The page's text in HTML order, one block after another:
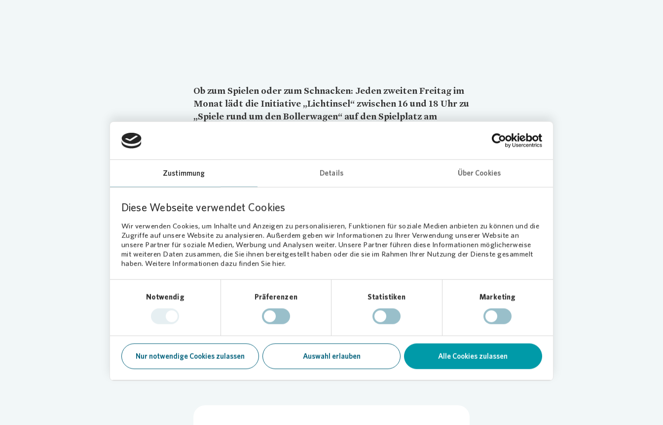
Zustimmung Details Über Cookies
Diese Webseite verwendet Cookies
Wir verwenden Cookies, um Inhalte und Anzeigen zu personalisieren, Funktionen für soziale Medien anbieten zu können und die
Zugriffe auf unsere Website zu analysieren. Außerdem geben wir Informationen zu Ihrer Verwendung unserer Website an
unsere Partner für soziale Medien, Werbung und Analysen weiter. Unsere Partner führen diese Informationen möglicherweise
mit weiteren Daten zusammen, die Sie ihnen bereitgestellt haben oder die sie im Rahmen Ihrer Nutzung der Dienste gesammelt
haben. Weitere Informationen dazu finden Sie hier.
Notwendig
Präferenzen Statistiken Marketing
Nur notwendige Cookies zulassen Auswahl erlauben Alle Cookies zulassen
Ob zum Spielen oder zum Schnacken: Jeden zweiten Freitag im
Monat lädt die Initiative „Lichtinsel“ zwischen 16 und 18 Uhr zu
„Spiele rund um den Bollerwagen“ auf den Spielplatz am
herzlich zu den Aktionen eingeladen.
Vonoviaunterstützt
Nachbarschaftsprojekt
Geboren inmitten der Corona-Pandemie ist die Aktion dafür gedacht, mehr Spiel,
Spaß und Bewegung ins Quartier zu bringen.Vonoviahat das Projekt zum Start
finanziell unterstützt und lädt herzlich ein, die Spielenachmittage zu besuchen.
der Kita „Froschteich“ stattfinden. Weitere Informationen erhalten Interessierte
über die Aushänge in den Hausfluren.